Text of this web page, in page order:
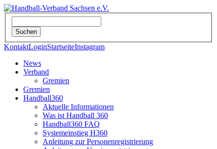
KontaktLoginStartseiteInstagram
News
Verband
Gremien
Gremien
Handball360
Aktuelle Informationen
Was ist Handball 360
Handball360 FAQ
Systemeinstieg H360
Anleitung zur Personenregistrierung